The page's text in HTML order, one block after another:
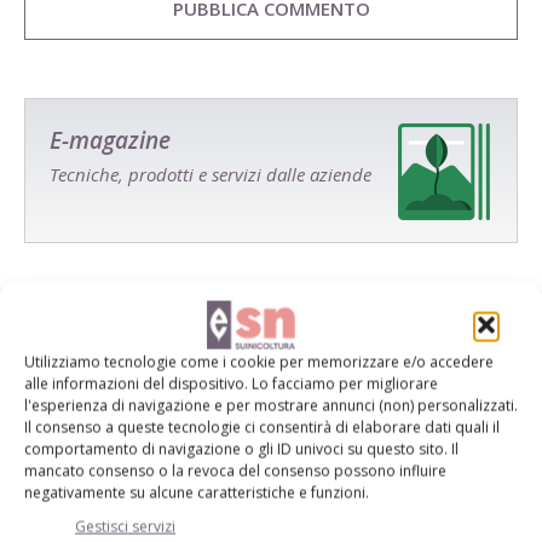
Utilizziamo tecnologie come i cookie per memorizzare e/o accedere
alle informazioni del dispositivo. Lo facciamo per migliorare
l'esperienza di navigazione e per mostrare annunci (non) personalizzati.
Il consenso a queste tecnologie ci consentirà di elaborare dati quali il
comportamento di navigazione o gli ID univoci su questo sito. Il
mancato consenso o la revoca del consenso possono influire
negativamente su alcune caratteristiche e funzioni.
Gestisci servizi
E-magazine
Tecniche, prodotti e servizi dalle aziende
Catalogo Aziende e Prodotti
Un modo semplice per cercare un'azienda o un
prodotto!